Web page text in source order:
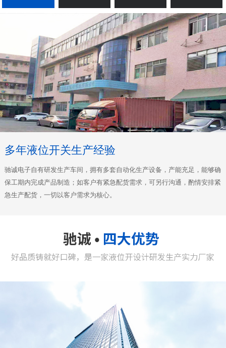
多年液位开关生产经验
驰诚电子自有研发生产车间，拥有多套自动化生产设备，产能充足，能够确
保工期内完成产品制造；如客户有紧急配货需求，可另行沟通，酌情安排紧
急生产配货，一切以客户需求为核心。